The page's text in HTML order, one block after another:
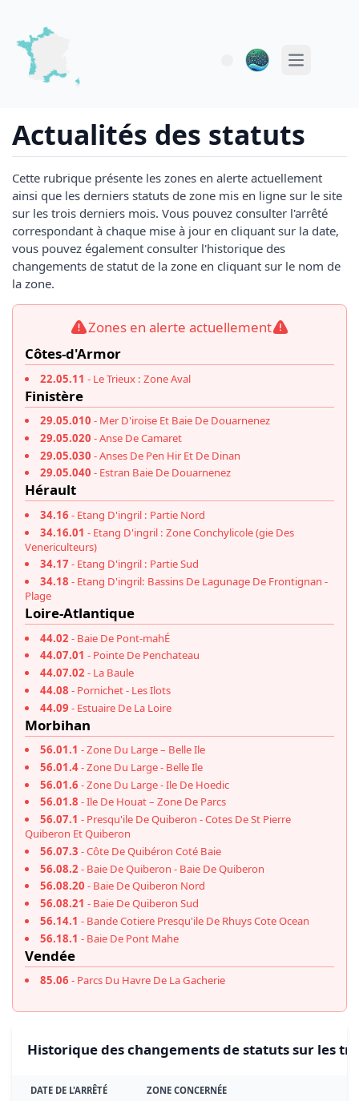
Open main
Actualités des statuts
Cette rubrique présente les zones en alerte actuellement
ainsi que les derniers statuts de zone mis en ligne sur le site
sur les trois derniers mois. Vous pouvez consulter l'arrêté
correspondant à chaque mise à jour en cliquant sur la date,
vous pouvez également consulter l'historique des
changements de statut de la zone en cliquant sur le nom de
la zone.
Zones en alerte actuellement
Côtes-d'Armor
22.05.11 - Le Trieux : Zone Aval
Finistère
29.05.010 - Mer D'iroise Et Baie De Douarnenez
29.05.020 - Anse De Camaret
29.05.030 - Anses De Pen Hir Et De Dinan
29.05.040 - Estran Baie De Douarnenez
Hérault
34.16 - Etang D'ingril : Partie Nord
34.16.01 - Etang D'ingril : Zone Conchylicole (gie Des
Venericulteurs)
34.17 - Etang D'ingril : Partie Sud
34.18 - Etang D'ingril: Bassins De Lagunage De Frontignan -
Plage
Loire-Atlantique
44.02 - Baie De Pont-mahÉ
44.07.01 - Pointe De Penchateau
44.07.02 - La Baule
44.08 - Pornichet - Les Ilots
44.09 - Estuaire De La Loire
Morbihan
56.01.1 - Zone Du Large – Belle Ile
56.01.4- Zone Du Large - Belle Ile
56.01.6 - Zone Du Large - Ile De Hoedic
56.01.8 - Ile De Houat – Zone De Parcs
56.07.1 - Presqu'ile De Quiberon - Cotes De St Pierre
Quiberon Et Quiberon
56.07.3 - Côte De Quibéron Coté Baie
56.08.2 - Baie De Quiberon - Baie De Quiberon
56.08.20 - Baie De Quiberon Nord
56.08.21 - Baie De Quiberon Sud
56.14.1 - Bande Cotiere Presqu'ile De Rhuys Cote Ocean
56.18.1 - Baie De Pont Mahe
Vendée
85.06 - Parcs Du Havre De La Gacherie
Historique des changements de statuts sur les
DATE DE L'ARRÊTÉ ZONE CONCERNÉE